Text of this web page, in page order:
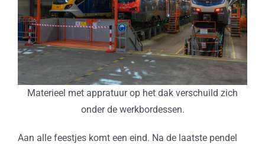
Materieel met appratuur op het dak verschuild zich
onder de werkbordessen.
Aan alle feestjes komt een eind. Na de laatste pendel